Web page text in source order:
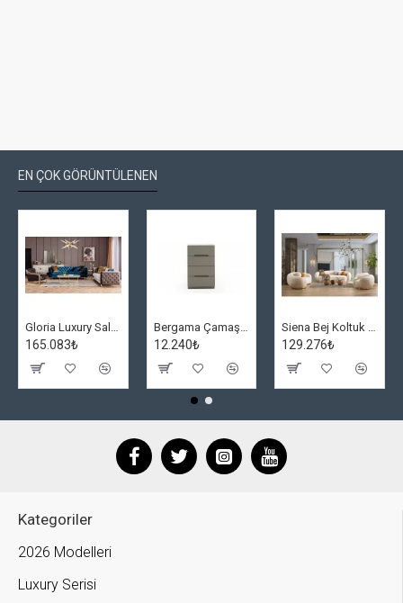
EN ÇOK GÖRÜNTÜLENEN
Gloria Luxury Salon Takımı
165.083₺
Bergama Çamaşırlık
12.240₺
Siena Bej Koltuk Takımı
129.276₺
Kategoriler
2026 Modelleri
Luxury Serisi